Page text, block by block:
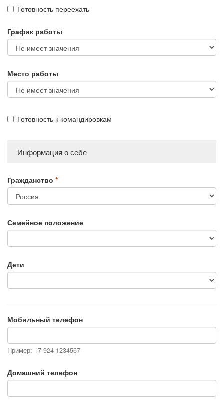
Готовность переехать
График работы
Место работы
Готовность к командировкам
Информация о себе
Гражданство
Семейное положение
Дети
Мобильный телефон
Пример: +7 924 1234567
Домашний телефон